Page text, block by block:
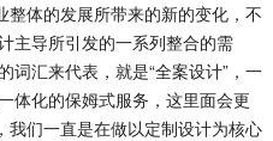
整体的发展所带来的新的变化，不
主导所引发的一系列整合的需
词汇来代表，就是“全案设计”，一
体化的保姆式服务，这里面会更
我们一直是在做以定制设计为核心